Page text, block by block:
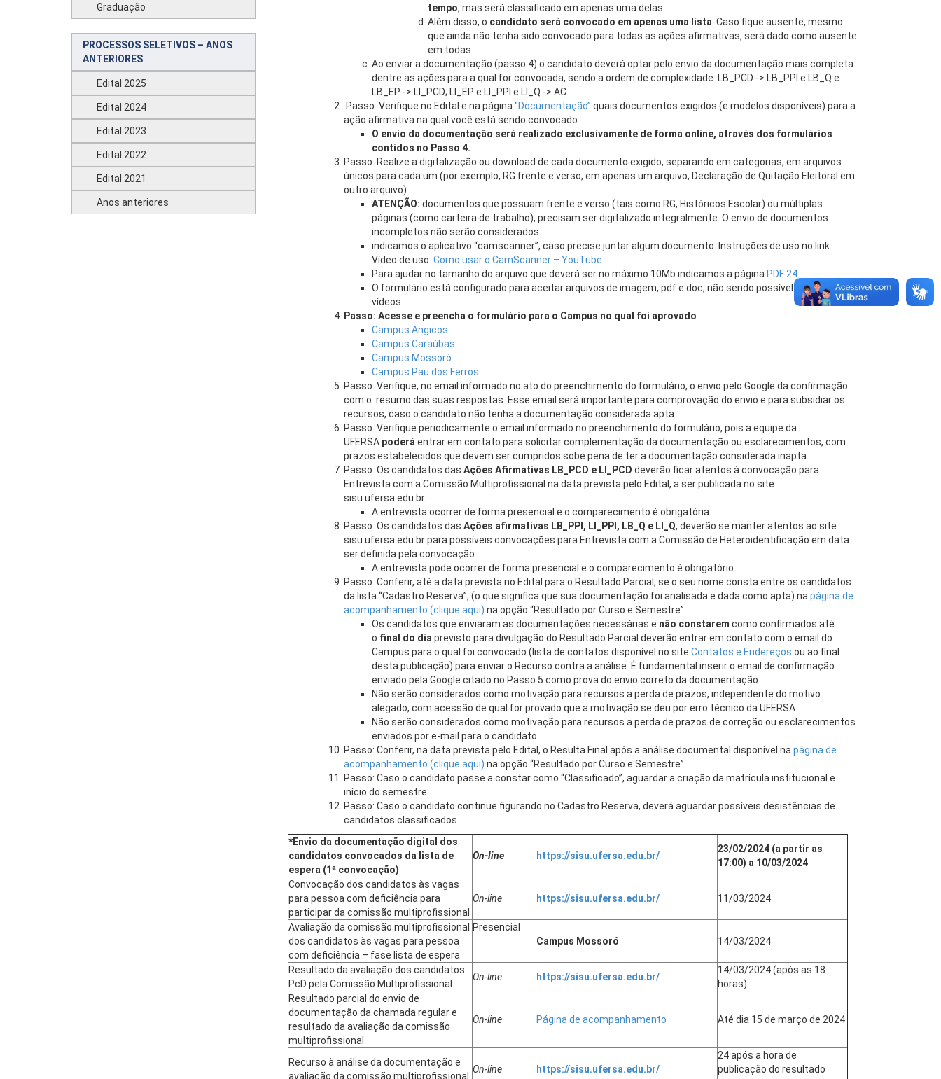
Graduação
PROCESSOS SELETIVOS – ANOS
ANTERIORES
Edital 2025
Edital 2024
Edital 2023
Edital 2022
Edital 2021
Anos anteriores
tempo, mas será classificado em apenas uma delas.
Além disso, o candidato será convocado em apenas uma lista . Caso fique ausente, mesmo
que ainda não tenha sido convocado para todas as ações afirmativas, será dado como ausente
em todas.
Ao enviar a documentação (passo 4) o candidato deverá optar pelo envio da documentação mais completa
dentre as ações para a qual for convocada, sendo a ordem de complexidade: LB_PCD -> LB_PPI e LB_Q e
LB_EP -> LI_PCD; LI_EP e LI_PPI e LI_Q -> AC
Passo: Verifique no Edital e na página “Documentação” quais documentos exigidos (e modelos disponíveis) para a
ação afirmativa na qual você está sendo convocado.
O envio da documentação será realizado exclusivamente de forma online, através dos formulários
contidos no Passo 4.
Passo: Realize a digitalização ou download de cada documento exigido, separando em categorias, em arquivos
únicos para cada um (por exemplo, RG frente e verso, em apenas um arquivo, Declaração de Quitação Eleitoral em
outro arquivo)
ATENÇÃO: documentos que possuam frente e verso (tais como RG, Históricos Escolar) ou múltiplas
páginas (como carteira de trabalho), precisam ser digitalizado integralmente. O envio de documentos
incompletos não serão considerados.
indicamos o aplicativo “camscanner”, caso precise juntar algum documento. Instruções de uso no link:
Vídeo de uso: Como usar o CamScanner – YouTube
Para ajudar no tamanho do arquivo que deverá ser no máximo 10Mb indicamos a página PDF 24.
O formulário está configurado para aceitar arquivos de imagem, pdf e doc, não sendo possível o envio de
vídeos.
Passo: Acesse e preencha o formulário para o Campus no qual foi aprovado:
Campus Angicos
Campus Caraúbas
Campus Mossoró
Campus Pau dos Ferros
Passo: Verifique, no email informado no ato do preenchimento do formulário, o envio pelo Google da confirmação
com o resumo das suas respostas. Esse email será importante para comprovação do envio e para subsidiar os
recursos, caso o candidato não tenha a documentação considerada apta.
Passo: Verifique periodicamente o email informado no preenchimento do formulário, pois a equipe da
UFERSA poderá entrar em contato para solicitar complementação da documentação ou esclarecimentos, com
prazos estabelecidos que devem ser cumpridos sobe pena de ter a documentação considerada inapta.
Passo: Os candidatos das Ações Afirmativas LB_PCD e LI_PCD deverão ficar atentos à convocação para
Entrevista com a Comissão Multiprofissional na data prevista pelo Edital, a ser publicada no site
sisu.ufersa.edu.br.
A entrevista ocorrer de forma presencial e o comparecimento é obrigatória.
Passo: Os candidatos das Ações afirmativas LB_PPI, LI_PPI, LB_Q e LI_Q, deverão se manter atentos ao site
sisu.ufersa.edu.br para possíveis convocações para Entrevista com a Comissão de Heteroidentificação em data
ser definida pela convocação.
A entrevista pode ocorrer de forma presencial e o comparecimento é obrigatório.
Passo: Conferir, até a data prevista no Edital para o Resultado Parcial, se o seu nome consta entre os candidatos
da lista “Cadastro Reserva”, (o que significa que sua documentação foi analisada e dada como apta) na página de
acompanhamento (clique aqui) na opção “Resultado por Curso e Semestre”.
Os candidatos que enviaram as documentações necessárias e não constarem como confirmados até
o final do dia previsto para divulgação do Resultado Parcial deverão entrar em contato com o email do
Campus para o qual foi convocado (lista de contatos disponível no site Contatos e Endereços ou ao final
desta publicação) para enviar o Recurso contra a análise. É fundamental inserir o email de confirmação
enviado pela Google citado no Passo 5 como prova do envio correto da documentação.
Não serão considerados como motivação para recursos a perda de prazos, independente do motivo
alegado, com acessão de qual for provado que a motivação se deu por erro técnico da UFERSA.
Não serão considerados como motivação para recursos a perda de prazos de correção ou esclarecimentos
enviados por e-mail para o candidato.
Passo: Conferir, na data prevista pelo Edital, o Resulta Final após a análise documental disponível na página de
acompanhamento (clique aqui) na opção “Resultado por Curso e Semestre”.
Passo: Caso o candidato passe a constar como “Classificado”, aguardar a criação da matrícula institucional e
início do semestre.
Passo: Caso o candidato continue figurando no Cadastro Reserva, deverá aguardar possíveis desistências de
candidatos classificados.
*Envio da documentação digital dos
candidatos convocados da lista de
espera (1ª convocação)
On-line https://sisu.ufersa.edu.br/
23/02/2024 (a partir as
17:00) a 10/03/2024
Convocação dos candidatos às vagas
para pessoa com deficiência para
participar da comissão multiprofissional
On-line https://sisu.ufersa.edu.br/ 11/03/2024
Avaliação da comissão multiprofissional
dos candidatos às vagas para pessoa
com deficiência – fase lista de espera
Presencial
Campus Mossoró
14/03/2024
Resultado da avaliação dos candidatos
PcD pela Comissão Multiprofissional
On-line https://sisu.ufersa.edu.br/
14/03/2024 (após as 18
horas)
Resultado parcial do envio de
documentação da chamada regular e
resultado da avaliação da comissão
multiprofissional
On-line Página de acompanhamento Até dia 15 de março de 2024
Recurso à análise da documentação e
avaliação da comissão multiprofissional
On-line https://sisu.ufersa.edu.br/
24 após a hora de
publicação do resultado